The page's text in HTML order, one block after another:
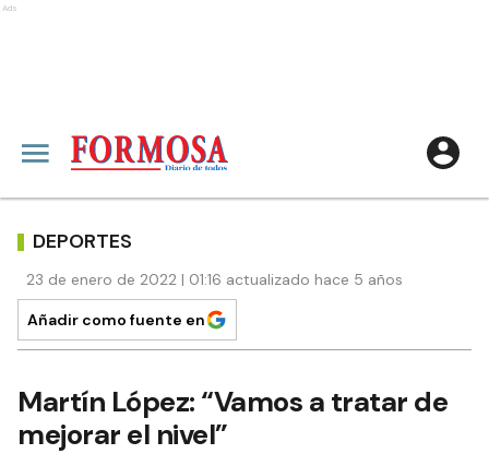
Ads
DEPORTES
23 de enero de 2022 | 01:16 actualizado hace 5 años
Añadir como fuente en
Martín López: “Vamos a tratar de
mejorar el nivel”